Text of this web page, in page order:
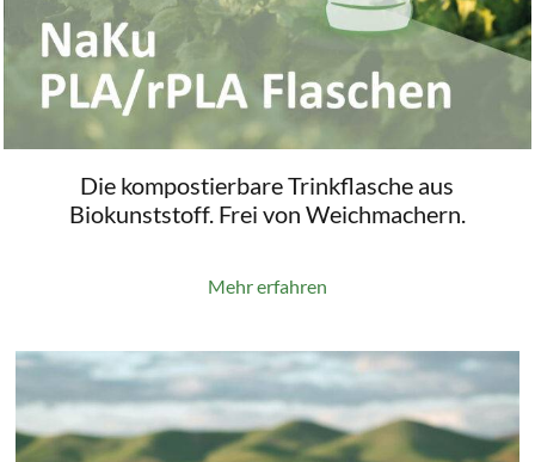
Die kompostierbare Trinkflasche aus
Biokunststoff. Frei von Weichmachern.
Mehr erfahren